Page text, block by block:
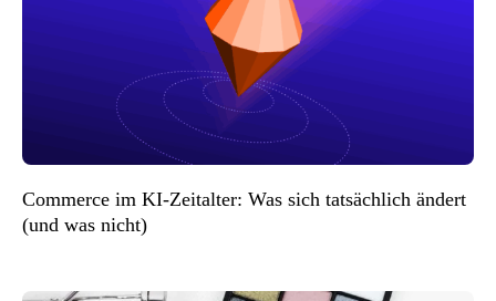
Commerce im KI-Zeitalter: Was sich tatsächlich ändert
(und was nicht)